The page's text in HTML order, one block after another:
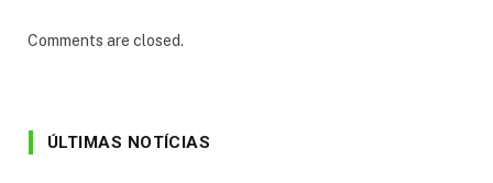
Comments are closed.
ÚLTIMAS NOTÍCIAS